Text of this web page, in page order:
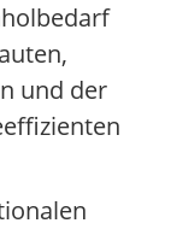
und der